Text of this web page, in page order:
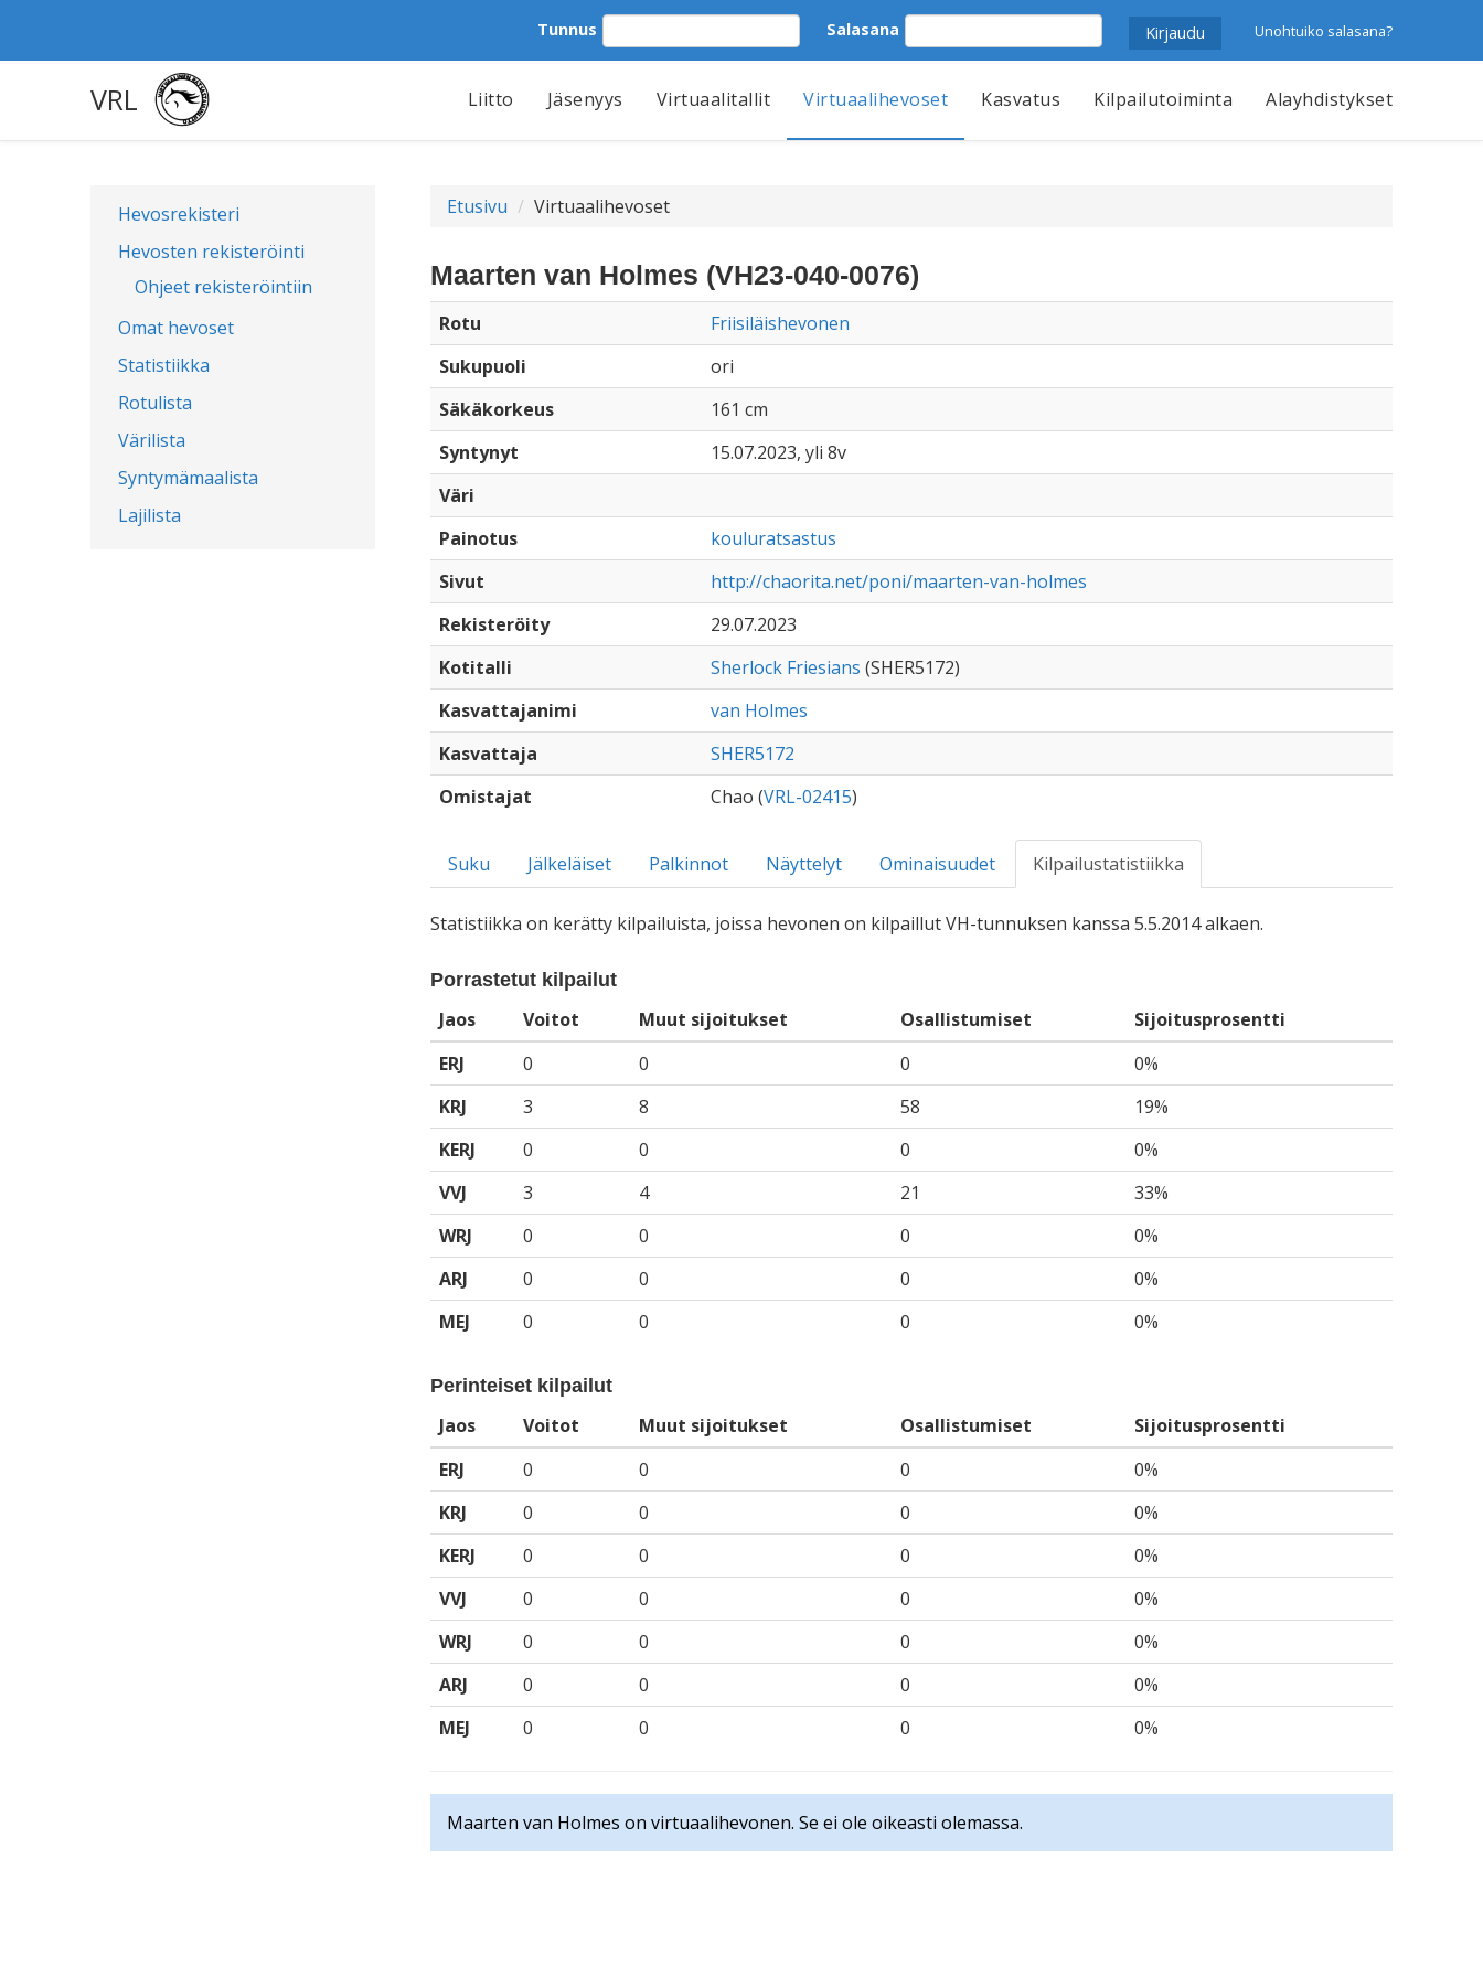
Tunnus Salasana Unohtuiko salasana?
VRL Liitto Jäsenyys Virtuaalitallit Virtuaalihevoset Kasvatus Kilpailutoiminta Alayhdistykset
Hevosrekisteri
Hevosten rekisteröinti
Ohjeet rekisteröintiin
Omat hevoset
Statistiikka
Rotulista
Värilista
Syntymämaalista
Lajilista
Etusivu Virtuaalihevoset
Maarten van Holmes (VH23-040-0076)
Rotu
Friisiläishevonen
Sukupuoli
ori
Säkäkorkeus
161 cm
Syntynyt
15.07.2023, yli 8v
Väri
Painotus
kouluratsastus
Sivut
http://chaorita.net/poni/maarten-van-holmes
Rekisteröity
29.07.2023
Kotitalli
Sherlock Friesians (SHER5172)
Kasvattajanimi
van Holmes
Kasvattaja
SHER5172
Omistajat
Chao (VRL-02415)
Suku Jälkeläiset Palkinnot Näyttelyt Ominaisuudet Kilpailustatistiikka
Statistiikka on kerätty kilpailuista, joissa hevonen on kilpaillut VH-tunnuksen kanssa 5.5.2014 alkaen.
Porrastetut kilpailut
Jaos Voitot Muut sijoitukset Osallistumiset
Sijoitusprosentti
ERJ
0 0 0
0%
KRJ
3 8 58
19%
KERJ
0 0 0
0%
VVJ
3 4 21
33%
WRJ
0 0 0
0%
ARJ
0 0 0
0%
MEJ
0 0 0 0%
Perinteiset kilpailut
Jaos Voitot Muut sijoitukset Osallistumiset
Sijoitusprosentti
ERJ
0 0 0
0%
KRJ
0 0 0
0%
KERJ
0 0 0
0%
VVJ
0 0 0
0%
WRJ
0 0 0
0%
ARJ
0 0 0
0%
MEJ
0 0 0 0%
Maarten van Holmes on virtuaalihevonen. Se ei ole oikeasti olemassa.